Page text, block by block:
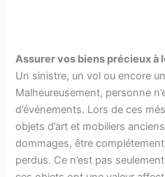
Assurer vos biens précieux à
Un sinistre, un vol ou encore
Malheureusement, personne
d’événements. Lors de ces
objets d’art et mobiliers
dommages, être
perdus. Ce n’est pas